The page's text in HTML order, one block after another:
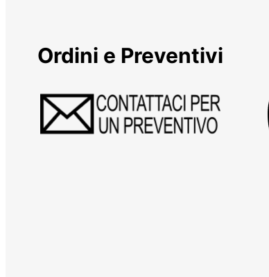
Ordini e Preventivi